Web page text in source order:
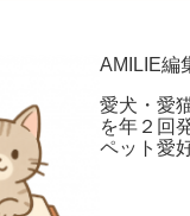
AMILIE編
愛犬・愛
を年２回
ペット愛